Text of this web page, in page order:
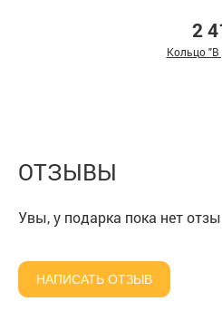
2
Кольцо "В
ОТЗЫВЫ
Увы, у подарка пока нет
НАПИСАТЬ ОТЗЫВ